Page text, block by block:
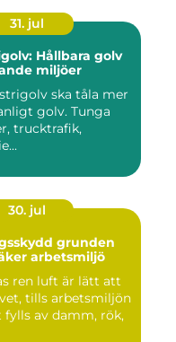
31. jul
Hållbara golv
miljöer
ska tåla mer
golv. Tunga
trucktrafik,
30. jul
grunden
arbetsmiljö
ren luft är lätt att
tills arbetsmiljön
av damm, rök,